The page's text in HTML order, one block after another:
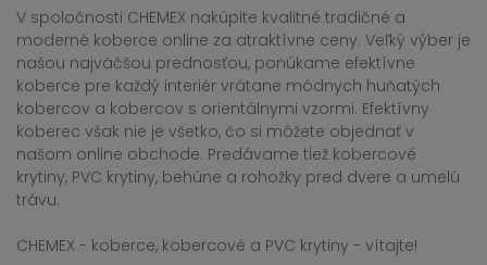
V spoločnosti CHEMEX nakúpite kvalitné tradičné a
moderné koberce online za atraktívne ceny. Veľký výber je
našou najväčšou prednosťou, ponúkame efektívne
koberce pre každý interiér vrátane módnych huňatých
kobercov a kobercov s orientálnymi vzormi. Efektívny
koberec však nie je všetko, čo si môžete objednať v
našom online obchode. Predávame tiež kobercové
krytiny, PVC krytiny, behúne a rohožky pred dvere a umelú
trávu.
CHEMEX - koberce, kobercové a PVC krytiny - vítajte!